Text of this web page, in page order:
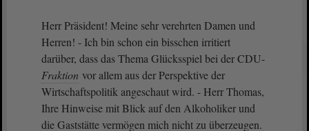
Herr Präsident! Meine sehr verehrten Damen und
Herren! - Ich bin schon ein bisschen irritiert
darüber, dass das Thema Glücksspiel bei der CDU-
Fraktion vor allem aus der Perspektive der
Wirtschaftspolitik angeschaut wird. - Herr Thomas,
Ihre Hinweise mit Blick auf den Alkoholiker und
die Gaststätte vermögen mich nicht zu überzeugen.